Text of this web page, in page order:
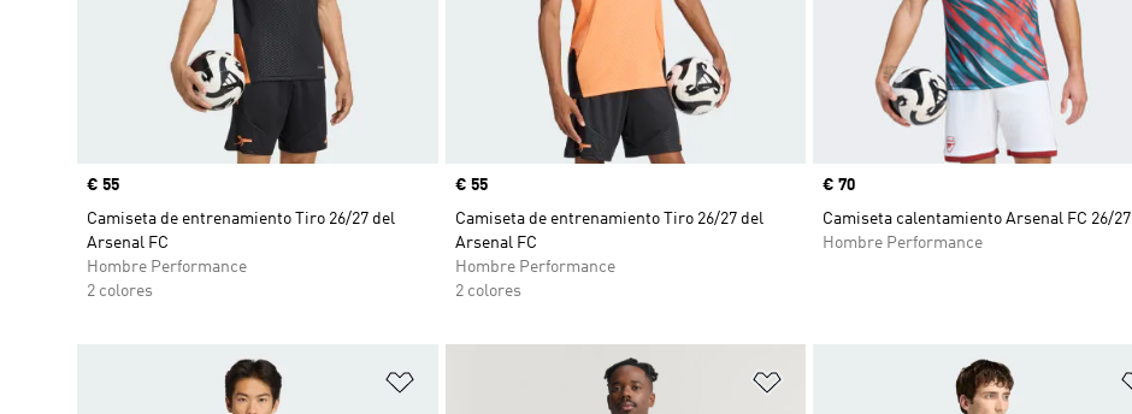
Precio
€ 55
Camiseta de entrenamiento Tiro 26/27 del
Arsenal FC
Hombre Performance
2 colores
Precio
€ 55
Camiseta de entrenamiento Tiro 26/27 del
Arsenal FC
Hombre Performance
2 colores
Precio
€ 70
Camiseta calentamiento Arsenal FC 26/27
Hombre Performance
Añadir a la lista de deseos Añadir a la lista de deseos